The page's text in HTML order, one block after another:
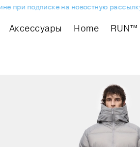
при подписке на новостную рассылку.
Аксессуары Home RUN™